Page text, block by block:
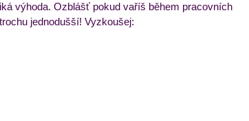
výhoda. Ozblášť pokud vaříš během pracovních
jednodušší! Vyzkoušej: